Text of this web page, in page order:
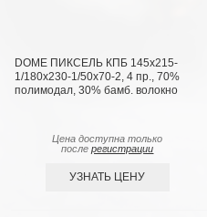
DOME ПИКСЕЛЬ КПБ 145х215-
1/180х230-1/50х70-2, 4 пр., 70%
полимодал, 30% бамб. волокно
Цена доступна только
послерегистрации
УЗНАТЬ ЦЕНУ